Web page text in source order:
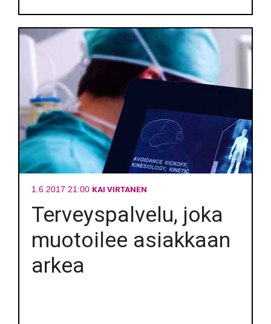
1.6.2017 21:00 KAI VIRTANEN
Terveyspalvelu, joka
muotoilee asiakkaan
arkea